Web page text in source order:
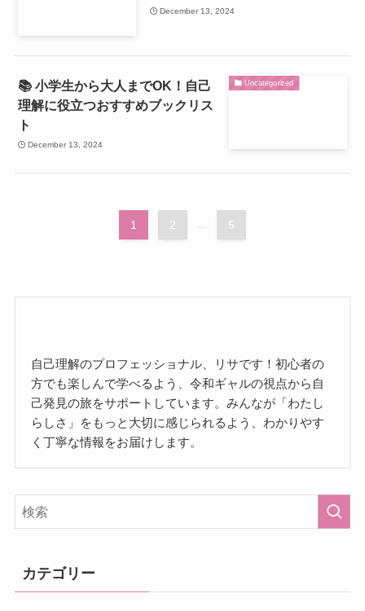
December 13, 2024
Uncategorized
📚 小学生から大人までOK！自己
理解に役立つおすすめブックリス
ト
December 13, 2024
1 2 5
自己理解のプロフェッショナル、リサです！初心者の
方でも楽しんで学べるよう、令和ギャルの視点から自
己発見の旅をサポートしています。みんなが「わたし
らしさ」をもっと大切に感じられるよう、わかりやす
く丁寧な情報をお届けします。
カテゴリー